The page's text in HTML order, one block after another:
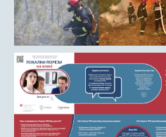
Манастир Свете Тројице
Црква Светог Преображења
Црква Св. апостола Петра и Павла
Црква брвнара у Доњој Оровици
Дрина
Врхпоље - Етно село
Бобија